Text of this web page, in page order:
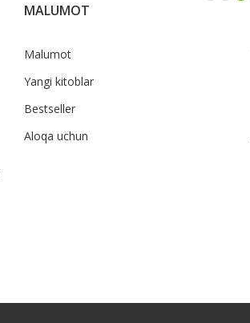
MALUMOT
Malumot
Yangi kitoblar
Bestseller
Aloqa uchun